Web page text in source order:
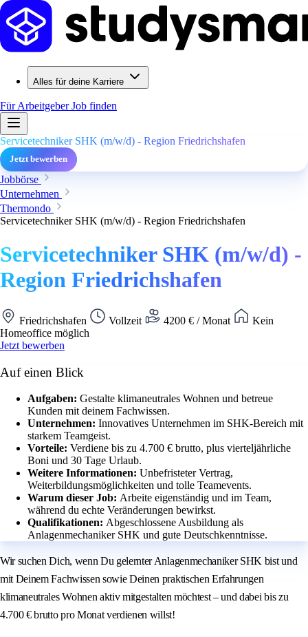
Alles für deine Karriere
Für ArbeitgeberJob finden
Servicetechniker SHK (m/w/d) - Region Friedrichshafen
Jetzt bewerben
Jobbörse
Unternehmen
Thermondo
Servicetechniker SHK (m/w/d) - Region Friedrichshafen
Servicetechniker SHK (m/w/d) -
Region Friedrichshafen
Friedrichshafen Vollzeit 4200 € / Monat
Kein
Homeoffice möglich
Jetzt bewerben
Auf einen Blick
Aufgaben: Gestalte klimaneutrales Wohnen und betreue
Kunden mit deinem Fachwissen.
Unternehmen: Innovatives Unternehmen im SHK-Bereich mit
starkem Teamgeist.
Vorteile: Verdiene bis zu 4.700 € brutto, plus vierteljährliche
Boni und 30 Tage Urlaub.
Weitere Informationen: Unbefristeter Vertrag,
Weiterbildungsmöglichkeiten und tolle Teamevents.
Warum dieser Job: Arbeite eigenständig und im Team,
während du echte Veränderungen bewirkst.
Qualifikationen: Abgeschlossene Ausbildung als
Anlagenmechaniker SHK und gute Deutschkenntnisse.
Wir suchen Dich, wenn Du gelernter Anlagenmechaniker SHK bist und
mit Deinem Fachwissen sowie Deinen praktischen Erfahrungen
klimaneutrales Wohnen aktiv mitgestalten möchtest – und dabei bis zu
4.700 € brutto pro Monat verdienen willst!